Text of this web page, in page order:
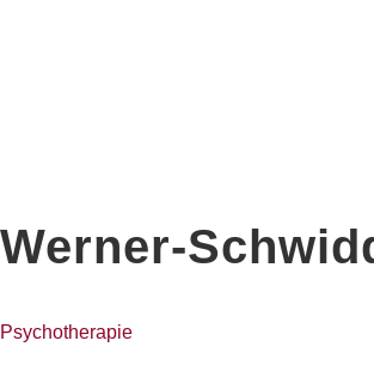
Werner-
Psychotherapie